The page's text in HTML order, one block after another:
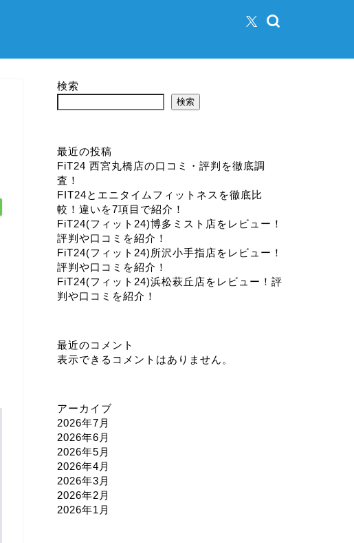
検索
検索
最近の投稿
FiT24 西宮丸橋店の口コミ・評判を徹底調
査！
FIT24とエニタイムフィットネスを徹底比
較！違いを7項目で紹介！
FiT24(フィット24)博多ミスト店をレビュー！
評判や口コミを紹介！
FiT24(フィット24)所沢小手指店をレビュー！
評判や口コミを紹介！
FiT24(フィット24)浜松萩丘店をレビュー！評
判や口コミを紹介！
最近のコメント
表示できるコメントはありません。
アーカイブ
2026年7月
2026年6月
2026年5月
2026年4月
2026年3月
2026年2月
2026年1月